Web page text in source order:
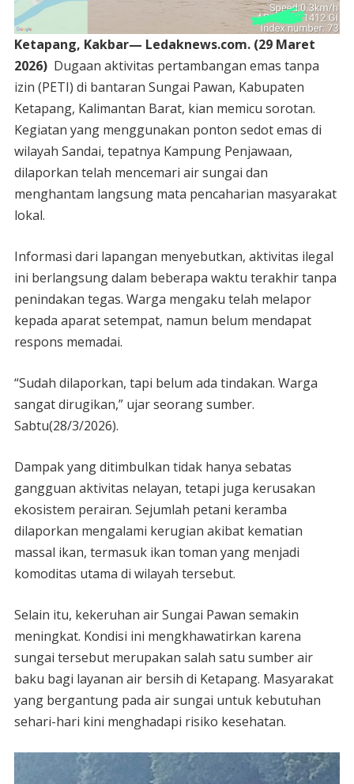
Ketapang, Kakbar— Ledaknews.com. (29 Maret
2026) Dugaan aktivitas pertambangan emas tanpa
izin (PETI) di bantaran Sungai Pawan, Kabupaten
Ketapang, Kalimantan Barat, kian memicu sorotan.
Kegiatan yang menggunakan ponton sedot emas di
wilayah Sandai, tepatnya Kampung Penjawaan,
dilaporkan telah mencemari air sungai dan
menghantam langsung mata pencaharian masyarakat
lokal.
Informasi dari lapangan menyebutkan, aktivitas ilegal
ini berlangsung dalam beberapa waktu terakhir tanpa
penindakan tegas. Warga mengaku telah melapor
kepada aparat setempat, namun belum mendapat
respons memadai.
“Sudah dilaporkan, tapi belum ada tindakan. Warga
sangat dirugikan,” ujar seorang sumber.
Sabtu(28/3/2026).
Dampak yang ditimbulkan tidak hanya sebatas
gangguan aktivitas nelayan, tetapi juga kerusakan
ekosistem perairan. Sejumlah petani keramba
dilaporkan mengalami kerugian akibat kematian
massal ikan, termasuk ikan toman yang menjadi
komoditas utama di wilayah tersebut.
Selain itu, kekeruhan air Sungai Pawan semakin
meningkat. Kondisi ini mengkhawatirkan karena
sungai tersebut merupakan salah satu sumber air
baku bagi layanan air bersih di Ketapang. Masyarakat
yang bergantung pada air sungai untuk kebutuhan
sehari-hari kini menghadapi risiko kesehatan.